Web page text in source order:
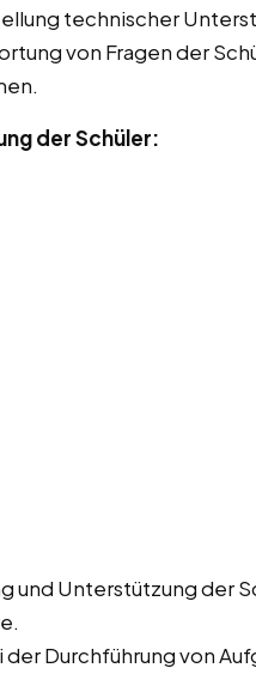
technischer
von Fragen der
der Schüler:
und Unterstützung der
der Durchführung von